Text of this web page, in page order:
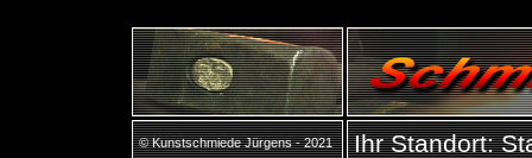
© Kunstschmiede Jürgens - 2021 Ihr Standort: